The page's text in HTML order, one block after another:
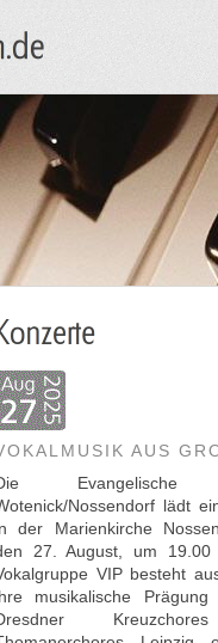
AUS
Evangelische
Nossendorf lädt
der Marienkirche
27. August, um 19.00
VIP besteht
musikalische